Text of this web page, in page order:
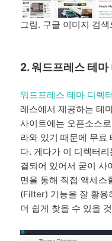
그림. 구글 이미지 검
2. 워드프레스 테마
워드프레스 테마 디렉
레스에서 제공하는 테
사이트에는 오픈소스
라와 있기 때문에 무료
다. 게다가 이 디렉터
결되어 있어서 굳이 사
면을 통해 직접 액세스
(Filter) 기능을 잘 활용
더 쉽게 찾을 수 있을